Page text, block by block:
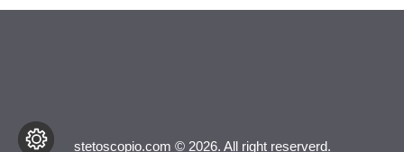
stetoscopio.com © 2026. All right reserverd.